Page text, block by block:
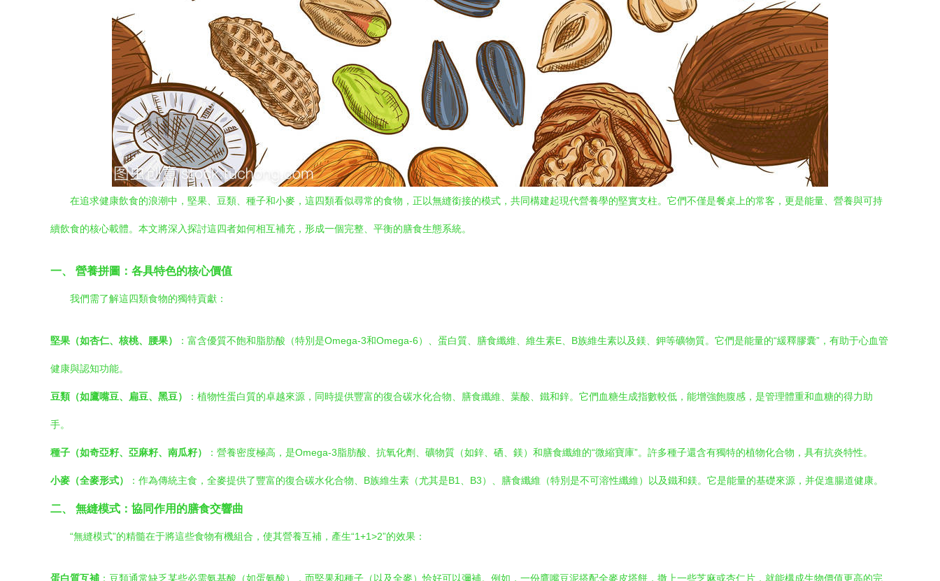
在追求健康飲食的浪潮中，堅果、豆類、種子和小麥，這四類看似尋常的食物，正以無縫銜接的模式，共同構建起現代營養學的堅實支柱。它們不僅是餐桌上的常客，更是能量、營養與可持
續飲食的核心載體。本文將深入探討這四者如何相互補充，形成一個完整、平衡的膳食生態系統。
一、 營養拼圖：各具特色的核心價值
我們需了解這四類食物的獨特貢獻：
堅果（如杏仁、核桃、腰果） ：富含優質不飽和脂肪酸（特別是Omega-3和Omega-6）、蛋白質、膳食纖維、維生素E、B族維生素以及鎂、鉀等礦物質。它們是能量的“緩釋膠囊”，有助于心血管
健康與認知功能。
豆類（如鷹嘴豆、扁豆、黑豆） ：植物性蛋白質的卓越來源，同時提供豐富的復合碳水化合物、膳食纖維、葉酸、鐵和鋅。它們血糖生成指數較低，能增強飽腹感，是管理體重和血糖的得力助
手。
種子（如奇亞籽、亞麻籽、南瓜籽） ：營養密度極高，是Omega-3脂肪酸、抗氧化劑、礦物質（如鋅、硒、鎂）和膳食纖維的“微縮寶庫”。許多種子還含有獨特的植物化合物，具有抗炎特性。
小麥（全麥形式） ：作為傳統主食，全麥提供了豐富的復合碳水化合物、B族維生素（尤其是B1、B3）、膳食纖維（特別是不可溶性纖維）以及鐵和鎂。它是能量的基礎來源，并促進腸道健康。
二、 無縫模式：協同作用的膳食交響曲
“無縫模式”的精髓在于將這些食物有機組合，使其營養互補，產生“1+1>2”的效果：
蛋白質互補 ：豆類通常缺乏某些必需氨基酸（如蛋氨酸），而堅果和種子（以及全麥）恰好可以彌補。例如，一份鷹嘴豆泥搭配全麥皮塔餅，撒上一些芝麻或杏仁片，就能構成生物價值更高的完